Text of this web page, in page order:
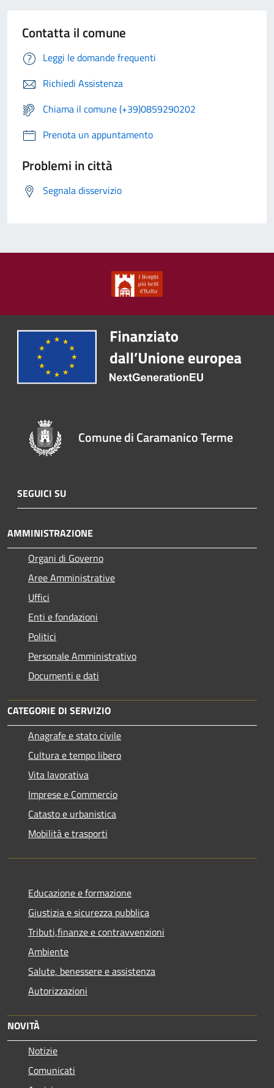
Contatta il comune
Leggi le domande frequenti
Richiedi Assistenza
Chiama il comune (+39)0859290202
Prenota un appuntamento
Problemi in città
Segnala disservizio
Comune di Caramanico Terme
SEGUICI SU
AMMINISTRAZIONE
Organi di Governo
Aree Amministrative
Uffici
Enti e fondazioni
Politici
Personale Amministrativo
Documenti e dati
CATEGORIE DI SERVIZIO
Anagrafe e stato civile
Cultura e tempo libero
Vita lavorativa
Imprese e Commercio
Catasto e urbanistica
Mobilità e trasporti
Educazione e formazione
Giustizia e sicurezza pubblica
Tributi,finanze e contravvenzioni
Ambiente
Salute, benessere e assistenza
Autorizzazioni
NOVITÀ
Notizie
Comunicati